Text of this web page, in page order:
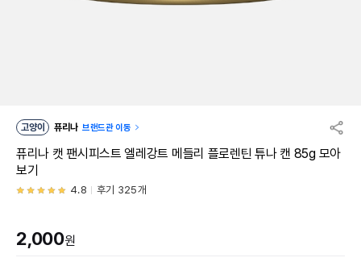
고양이 퓨리나 브랜드관 이동
퓨리나 캣 팬시피스트 엘레강트 메들리 플로렌틴 튜나 캔 85g 모아
보기
4.8 후기 325개
2,000원